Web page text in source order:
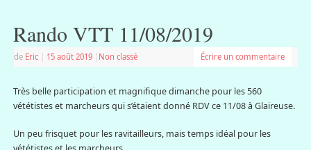
Rando VTT 11/08/2019
de Eric 15 août 2019 Non classé Écrire un commentaire
Très belle participation et magnifique dimanche pour les 560
vététistes et marcheurs qui s’étaient donné RDV ce 11/08 à Glaireuse.
Un peu frisquet pour les ravitailleurs, mais temps idéal pour les